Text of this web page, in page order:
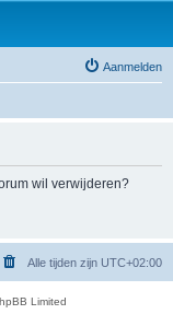
Aanmelden
wil verwijderen?
Alle tijden zijn UTC+02:00
Limited